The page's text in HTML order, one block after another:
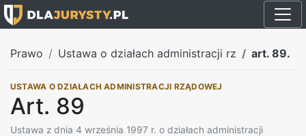
Prawo Ustawa o działach administracji rz art. 89.
USTAWA O DZIAŁACH ADMINISTRACJI RZĄDOWEJ
Art. 89
Ustawa z dnia 4 września 1997 r. o działach administracji